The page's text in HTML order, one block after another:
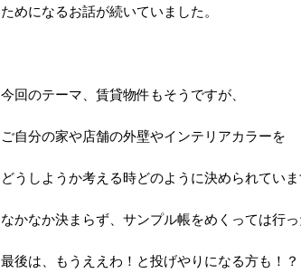
ためになるお話が続いていました。
今回のテーマ、賃貸物件もそうですが、
ご自分の家や店舗の外壁やインテリアカラーを
どうしようか考える時どのように決められていま
なかなか決まらず、サンプル帳をめくっては行っ
最後は、もうええわ！と投げやりになる方も！？